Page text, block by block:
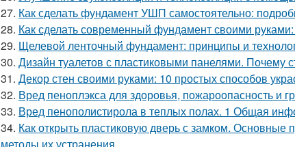
27. Как сделать фундамент УШП самостоятельно:
28. Как сделать современный фундамент своими
29. Щелевой ленточный фундамент: принципы и
30. Дизайн туалетов с пластиковыми панелями. Почему
31. Декор стен своими руками: 10 простых способов
32. Вред пеноплэкса для здоровья, пожароопасность и
33. Вред пенополистирола в теплых полах. 1 Общая
34. Как открыть пластиковую дверь с замком.